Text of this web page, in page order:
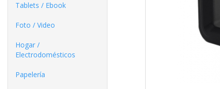
Tablets / Ebook
Foto / Video
Hogar /
Electrodomésticos
Papelería